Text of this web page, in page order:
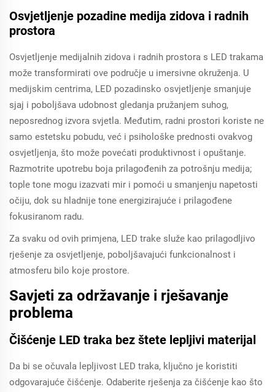
Osvjetljenje pozadine medija zidova i radnih
prostora
Osvjetljenje medijalnih zidova i radnih prostora s LED trakama
može transformirati ove područje u imersivne okruženja. U
medijskim centrima, LED pozadinsko osvjetljenje smanjuje
sjaj i poboljšava udobnost gledanja pružanjem suhog,
neposrednog izvora svjetla. Međutim, radni prostori koriste ne
samo estetsku pobudu, već i psihološke prednosti ovakvog
osvjetljenja, što može povećati produktivnost i opuštanje.
Razmotrite upotrebu boja prilagođenih za potrošnju medija;
tople tone mogu izazvati mir i pomoći u smanjenju napetosti
očiju, dok su hladnije tone energizirajuće i prilagođene
fokusiranom radu.
Za svaku od ovih primjena, LED trake služe kao prilagodljivo
rješenje za osvjetljenje, poboljšavajući funkcionalnost i
atmosferu bilo koje prostore.
Savjeti za održavanje i rješavanje
problema
Čišćenje LED traka bez štete lepljivi materijal
Da bi se očuvala lepljivost LED traka, ključno je koristiti
odgovarajuće čišćenje. Odaberite rješenja za čišćenje kao što